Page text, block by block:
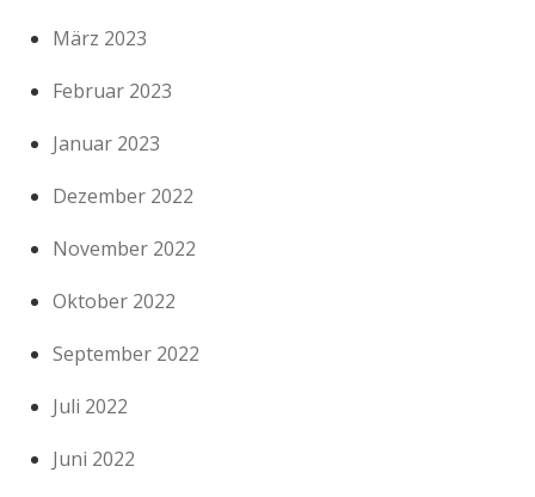
März 2023
Februar 2023
Januar 2023
Dezember 2022
November 2022
Oktober 2022
September 2022
Juli 2022
Juni 2022